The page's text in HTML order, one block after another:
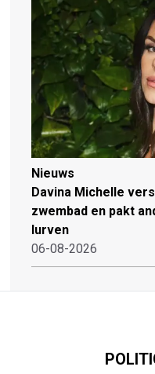
Nieuws
Davina Michelle
zwembad en pakt
lurven
06-08-2026